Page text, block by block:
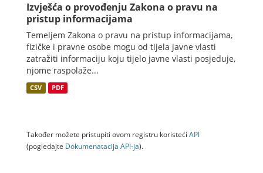
Izvješća o provođenju Zakona o pravu na
pristup informacijama
Temeljem Zakona o pravu na pristup informacijama,
fizičke i pravne osobe mogu od tijela javne vlasti
zatražiti informaciju koju tijelo javne vlasti posjeduje,
njome raspolaže...
CSV PDF
Također možete pristupiti ovom registru koristeći API
(pogledajte Dokumenаtаcijа API-jа).